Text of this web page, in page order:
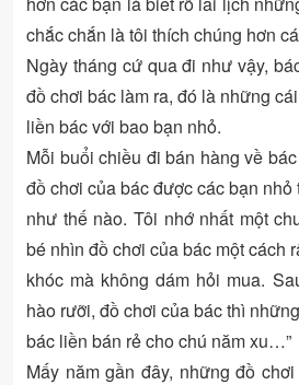
chắc chắn là tôi thích chúng hơn
Ngày tháng cứ qua đi như vậy,
đồ chơi bác làm ra, đó là những
liền bác với bao bạn nhỏ.
Mỗi buổi chiều đi bán hàng về
đồ chơi của bác được các bạn nhỏ
như thế nào. Tôi nhớ nhất một
bé nhìn đồ chơi của bác một cách
khóc mà không dám hỏi mua.
hào rưỡi, đồ chơi của bác thì
bác liền bán rẻ cho chú năm xu…”
Mấy năm gần đây, những đồ